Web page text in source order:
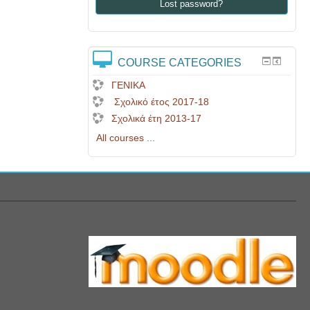
Lost password?
COURSE CATEGORIES
ΓΕΝΙΚΑ
Σχολικό έτος 2017-18
Σχολικά έτη 2013-17
All courses